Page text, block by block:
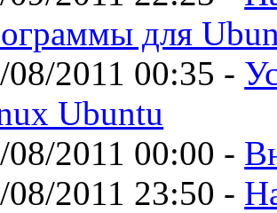
для
08/2011 00:35 -
Ubuntu
08/2011 00:00 -
08/2011 23:50 -